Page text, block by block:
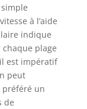
simple
à l’aide
indique
plage
est impératif
peut
préféré un
de